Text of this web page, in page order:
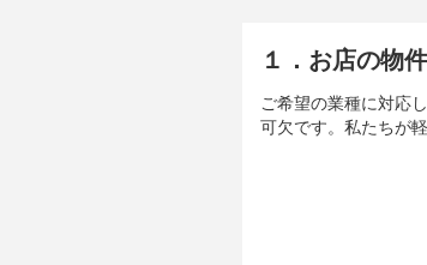
１．お店の物
ご希望の業種に対応
可欠です。私たちが